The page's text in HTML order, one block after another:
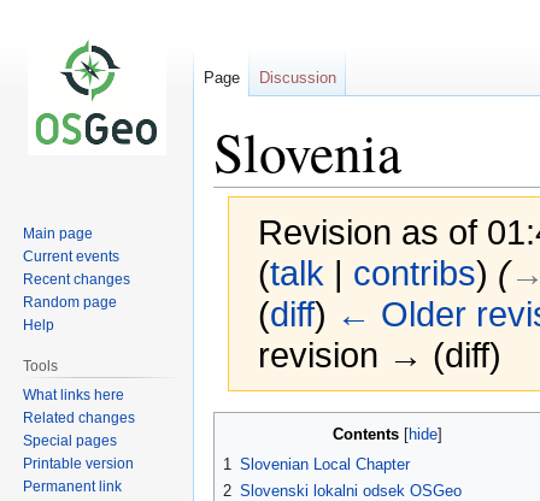
Slovenia
Revision as of
(talk | contribs) (
(diff) ← Older
revision → (diff)
Contents
1 Slovenian Local Chapter
2 Slovenski lokalni odsek OSGeo
Page Discussion
Main page
Current events
Recent changes
Random page
Help
Tools
What links here
Related changes
Special pages
Printable version
Permanent link